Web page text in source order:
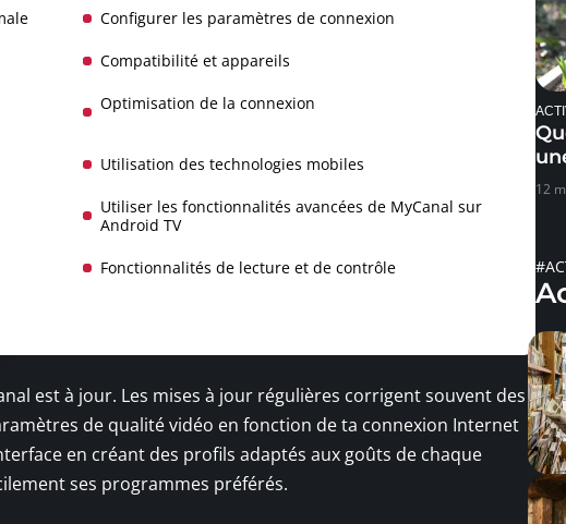
Configurer les paramètres de connexion
Compatibilité et appareils
Optimisation de la connexion
Utilisation des technologies mobiles
Utiliser les fonctionnalités avancées de MyCanal sur
Android TV
Fonctionnalités de lecture et de contrôle
est à jour. Les mises à jour régulières corrigent souvent des
de qualité vidéo en fonction de ta connexion Internet
en créant des profils adaptés aux goûts de chaque
ses programmes préférés.
12